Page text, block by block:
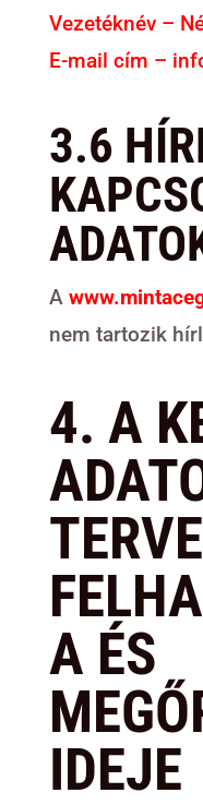
Vezetéknév –
E-mail cím –
3.6
A
nem tartozik
4. A
A ÉS
IDEJE